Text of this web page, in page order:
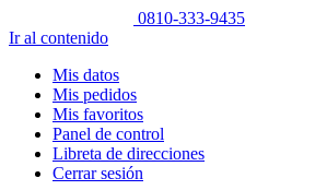
0810-333-9435
Ir al contenido
Mis datos
Mis pedidos
Mis favoritos
Panel de control
Libreta de direcciones
Cerrar sesión